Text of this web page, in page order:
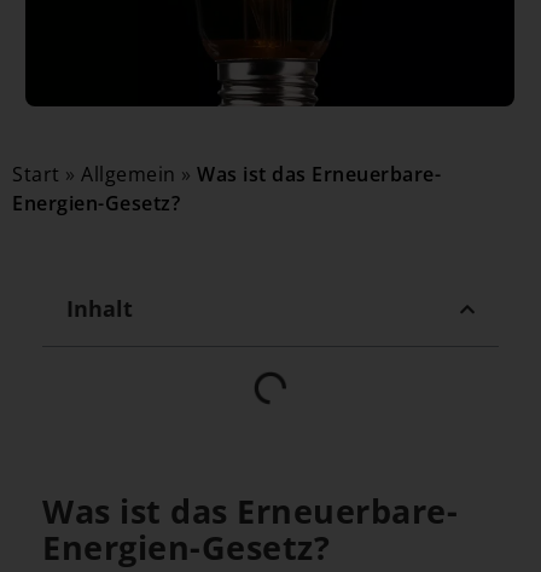
Start » Allgemein » Was ist das Erneuerbare-
Energien-Gesetz?
Inhalt
Was ist das Erneuerbare-
Energien-Gesetz?